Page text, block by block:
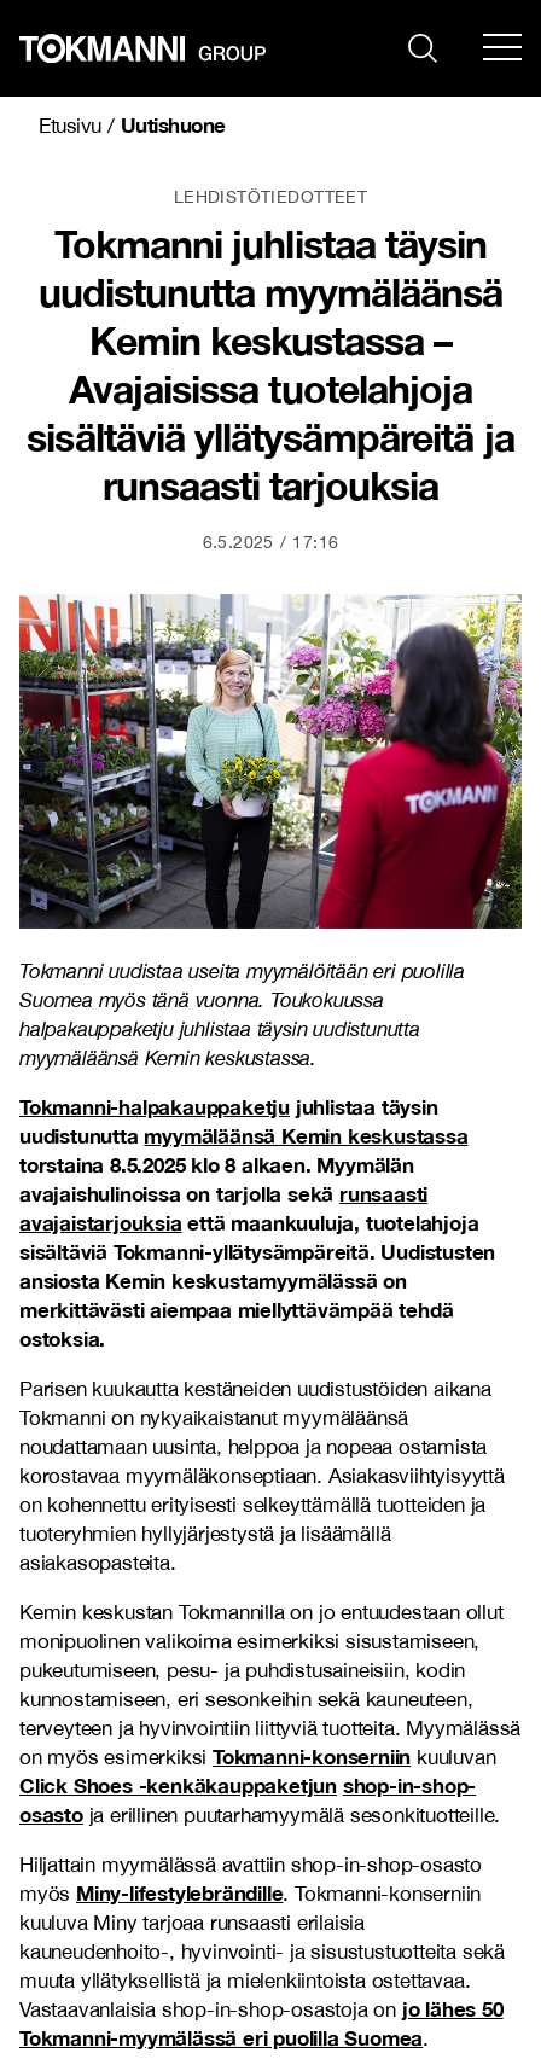
sisältöön
Etusivu/ Uutishuone
LEHDISTÖTIEDOTTEET
Tokmanni juhlistaa täysin
uudistunutta myymäläänsä
Kemin keskustassa –
Avajaisissa tuotelahjoja
sisältäviä yllätysämpäreitä ja
runsaasti tarjouksia
6.5.2025 17:16
Tokmanni uudistaa useita myymälöitään eri puolilla
Suomea myös tänä vuonna. Toukokuussa
halpakauppaketju juhlistaa täysin uudistunutta
myymäläänsä Kemin keskustassa.
Tokmanni-halpakauppaketju juhlistaa täysin
uudistunutta myymäläänsä Kemin keskustassa
torstaina 8.5.2025 klo 8 alkaen. Myymälän
avajaishulinoissa on tarjolla sekä runsaasti
avajaistarjouksia että maankuuluja, tuotelahjoja
sisältäviä Tokmanni-yllätysämpäreitä. Uudistusten
ansiosta Kemin keskustamyymälässä on
merkittävästi aiempaa miellyttävämpää tehdä
ostoksia.
Parisen kuukautta kestäneiden uudistustöiden aikana
Tokmanni on nykyaikaistanut myymäläänsä
noudattamaan uusinta, helppoa ja nopeaa ostamista
korostavaa myymäläkonseptiaan. Asiakasviihtyisyyttä
on kohennettu erityisesti selkeyttämällä tuotteiden ja
tuoteryhmien hyllyjärjestystä ja lisäämällä
asiakasopasteita.
Kemin keskustan Tokmannilla on jo entuudestaan ollut
monipuolinen valikoima esimerkiksi sisustamiseen,
pukeutumiseen, pesu- ja puhdistusaineisiin, kodin
kunnostamiseen, eri sesonkeihin sekä kauneuteen,
terveyteen ja hyvinvointiin liittyviä tuotteita. Myymälässä
on myös esimerkiksiTokmanni-konserniin kuuluvan
Click Shoes -kenkäkauppaketjun shop-in-shop-
osastoja erillinen puutarhamyymälä sesonkituotteille.
Hiljattain myymälässä avattiin shop-in-shop-osasto
myös Miny-lifestylebrändille. Tokmanni-konserniin
kuuluva Miny tarjoaa runsaasti erilaisia
kauneudenhoito-, hyvinvointi- ja sisustustuotteita sekä
muuta yllätyksellistä ja mielenkiintoista ostettavaa.
Vastaavanlaisia shop-in-shop-osastoja on jo lähes 50
Tokmanni-myymälässä eri puolilla Suomea.